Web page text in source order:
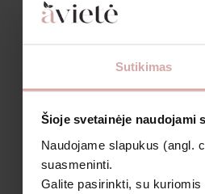
Sutikimas
Šioje svetainėje naudojami
Naudojame slapukus (angl.
suasmeninti.
Galite pasirinkti, su